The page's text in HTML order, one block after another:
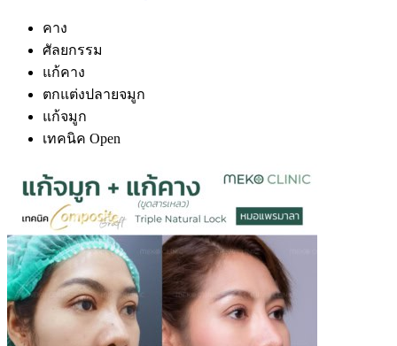
คาง
ศัลยกรรม
แก้คาง
ตกแต่งปลายจมูก
แก้จมูก
เทคนิค Open